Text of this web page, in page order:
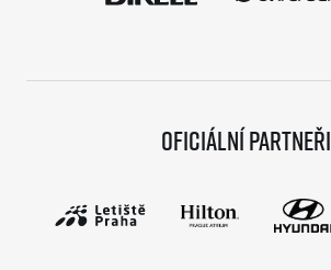
Oficiální partneři